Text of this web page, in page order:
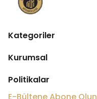
Kategoriler
Kurumsal
Politikalar